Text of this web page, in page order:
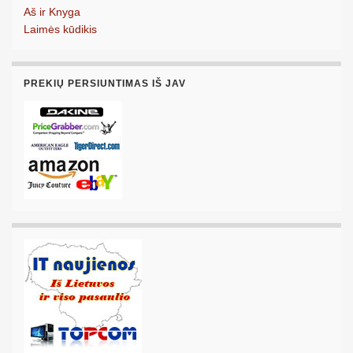
Aš ir Knyga
Laimės kūdikis
PREKIŲ PERSIUNTIMAS IŠ JAV